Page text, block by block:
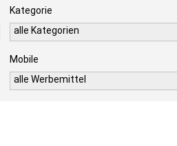
Kategorie
alle Kategorien
Mobile
alle Werbemittel